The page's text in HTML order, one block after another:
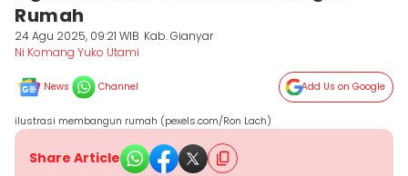
Rumah
24 Agu 2025, 09:21 WIB Kab. Gianyar
Ni Komang Yuko Utami
News Channel Add Us on Google
ilustrasi membangun rumah (pexels.com/Ron Lach)
Share Article